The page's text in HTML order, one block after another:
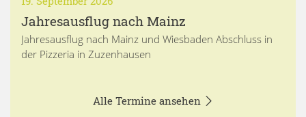
Jahresausflug nach Mainz
Jahresausflug nach Mainz und Wiesbaden Abschluss in
der Pizzeria in Zuzenhausen
Alle Termine ansehen